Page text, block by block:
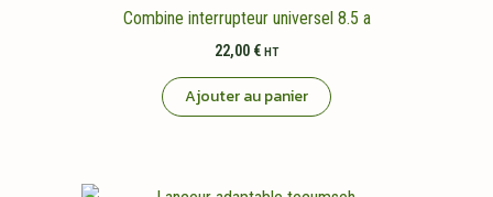
Combine interrupteur universel 8.5 a
22,00 € HT
Ajouter au panier